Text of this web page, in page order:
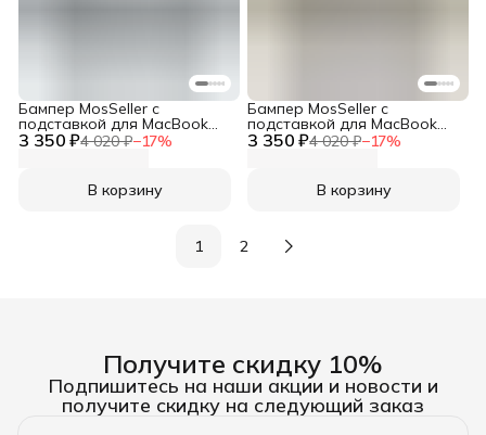
3 350 ₽4 020 ₽−17%
Бампер MosSeller c
подставкой для MacBook
Air 13.6 (M2, M3, M4, M5),
В корзину
3 350 ₽4 020 ₽−17%
Бампер MosSeller c
подставкой для MacBook
Air 13.6 (M2, M3, M4, M5),
В корзину
1 2
Получите скидку 10%
Подпишитесь на наши акции и новости и
получите скидку на следующий заказ